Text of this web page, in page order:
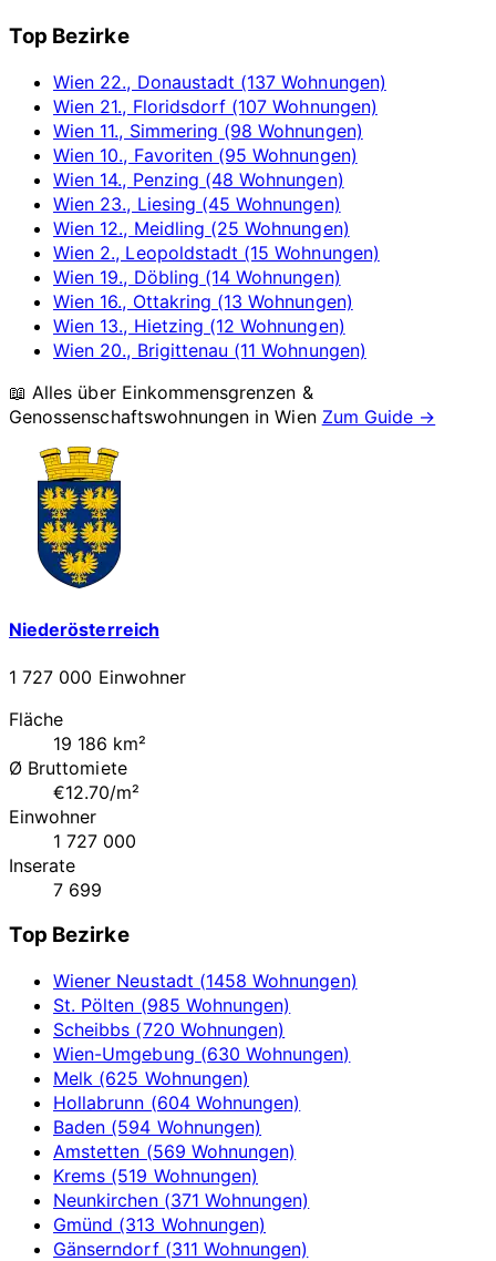
Top Bezirke
Wien 22., Donaustadt (137 Wohnungen)
Wien 21., Floridsdorf (107 Wohnungen)
Wien 11., Simmering (98 Wohnungen)
Wien 10., Favoriten (95 Wohnungen)
Wien 14., Penzing (48 Wohnungen)
Wien 23., Liesing (45 Wohnungen)
Wien 12., Meidling (25 Wohnungen)
Wien 2., Leopoldstadt (15 Wohnungen)
Wien 19., Döbling (14 Wohnungen)
Wien 16., Ottakring (13 Wohnungen)
Wien 13., Hietzing (12 Wohnungen)
Wien 20., Brigittenau (11 Wohnungen)
📖 Alles über Einkommensgrenzen &
Genossenschaftswohnungen inWien Zum Guide →
Niederösterreich
1 727 000 Einwohner
Fläche
19 186 km²
Ø Bruttomiete
€12.70/m²
Einwohner
1 727 000
Inserate
7 699
Top Bezirke
Wiener Neustadt (1458 Wohnungen)
St. Pölten (985 Wohnungen)
Scheibbs (720 Wohnungen)
Wien-Umgebung (630 Wohnungen)
Melk (625 Wohnungen)
Hollabrunn (604 Wohnungen)
Baden (594 Wohnungen)
Amstetten (569 Wohnungen)
Krems (519 Wohnungen)
Neunkirchen (371 Wohnungen)
Gmünd (313 Wohnungen)
Gänserndorf (311 Wohnungen)